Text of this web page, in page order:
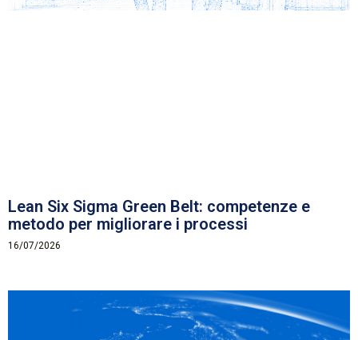
Lean Six Sigma Green Belt: competenze e
metodo per migliorare i processi
16/07/2026